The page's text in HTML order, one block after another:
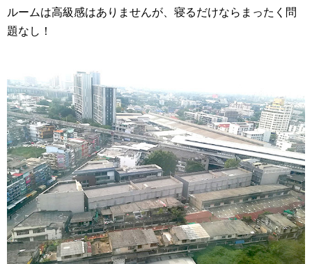
ルームは高級感はありませんが、寝るだけならまったく問
題なし！